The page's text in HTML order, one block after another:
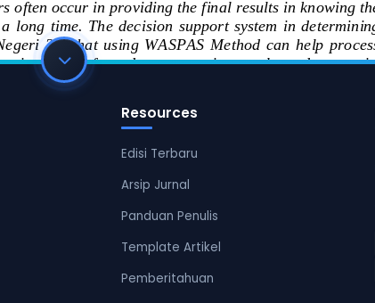
Resources
Edisi Terbaru
Arsip Jurnal
Panduan Penulis
Template Artikel
Pemberitahuan